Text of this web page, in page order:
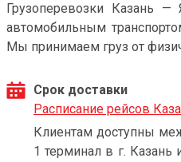
Грузоперевозки Казань —
автомобильным
Мы принимаем груз от
Срок доставки
Расписание рейсов
Клиентам доступны
1 терминал в г. Казань